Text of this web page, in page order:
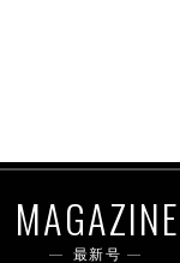
MAGAZINE
最新号